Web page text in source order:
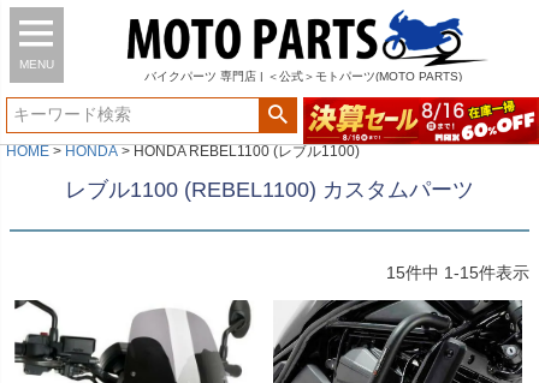
MENU
バイク パーツ 専門店 | ＜公式＞モトパーツ(MOTO PARTS)
HOME HONDA HONDA REBEL1100 (レブル1100)
レブル1100 (REBEL1100) カスタムパーツ
15件中 1-15件表示